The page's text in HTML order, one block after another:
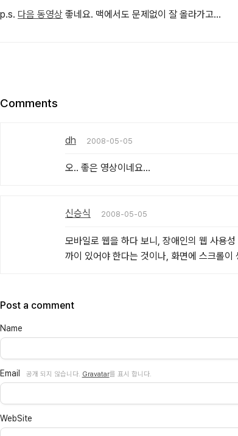
p.s. 다음 동영상 좋네요. 맥에서도 문제없이 잘 올라가고...
Comments
dh 2008-05-05
오.. 좋은 영상이네요...
신승식 2008-05-05
모바일로 웹을 하다 보니, 장애인의 웹 사용
까이 있어야 한다는 것이나, 화면에 스크롤이
Post a comment
Name
Email 공개 되지 않습니다. Gravatar를 표시 합니다.
WebSite